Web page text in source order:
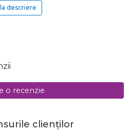
descriere
o recenzie
clienților